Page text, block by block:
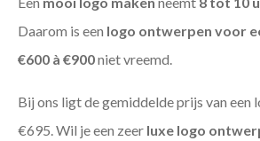
Daarom is een logo ontwerpen voor
€600 à €900niet vreemd.
Bij ons ligt de gemiddelde prijs van een
€695. Wil je een zeer luxe logo